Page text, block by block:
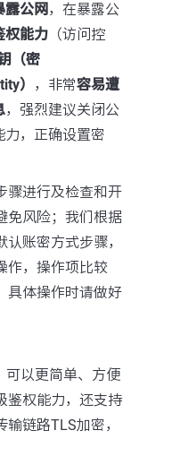
露公网 ，在暴露公
权能力 （访问控
（密
）
，非常容易遭
，强烈建议关闭公
力，正确设置密
骤进行及检查和开
免风险；我们根据
账密方式步骤，
作，操作项比较
具体操作时请做好
可以更简单、方便
鉴权能力，还支持
链路TLS加密，